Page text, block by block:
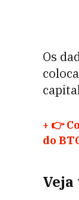
Os
+ 👉
do
Veja